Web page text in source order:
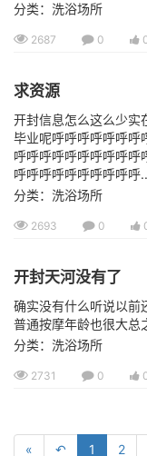
分类：洗浴场所
2687 0
求资源
开封信息怎么这么少实
毕业呢呼呼呼呼呼呼呼
呼呼呼呼呼呼呼呼呼呼
呼呼呼呼呼呼呼呼呼呼
分类：洗浴场所
2693 0
开封天河没有了
确实没有什么听说以前
普通按摩年龄也很大总
分类：洗浴场所
2731 0
« ↶ 1 2